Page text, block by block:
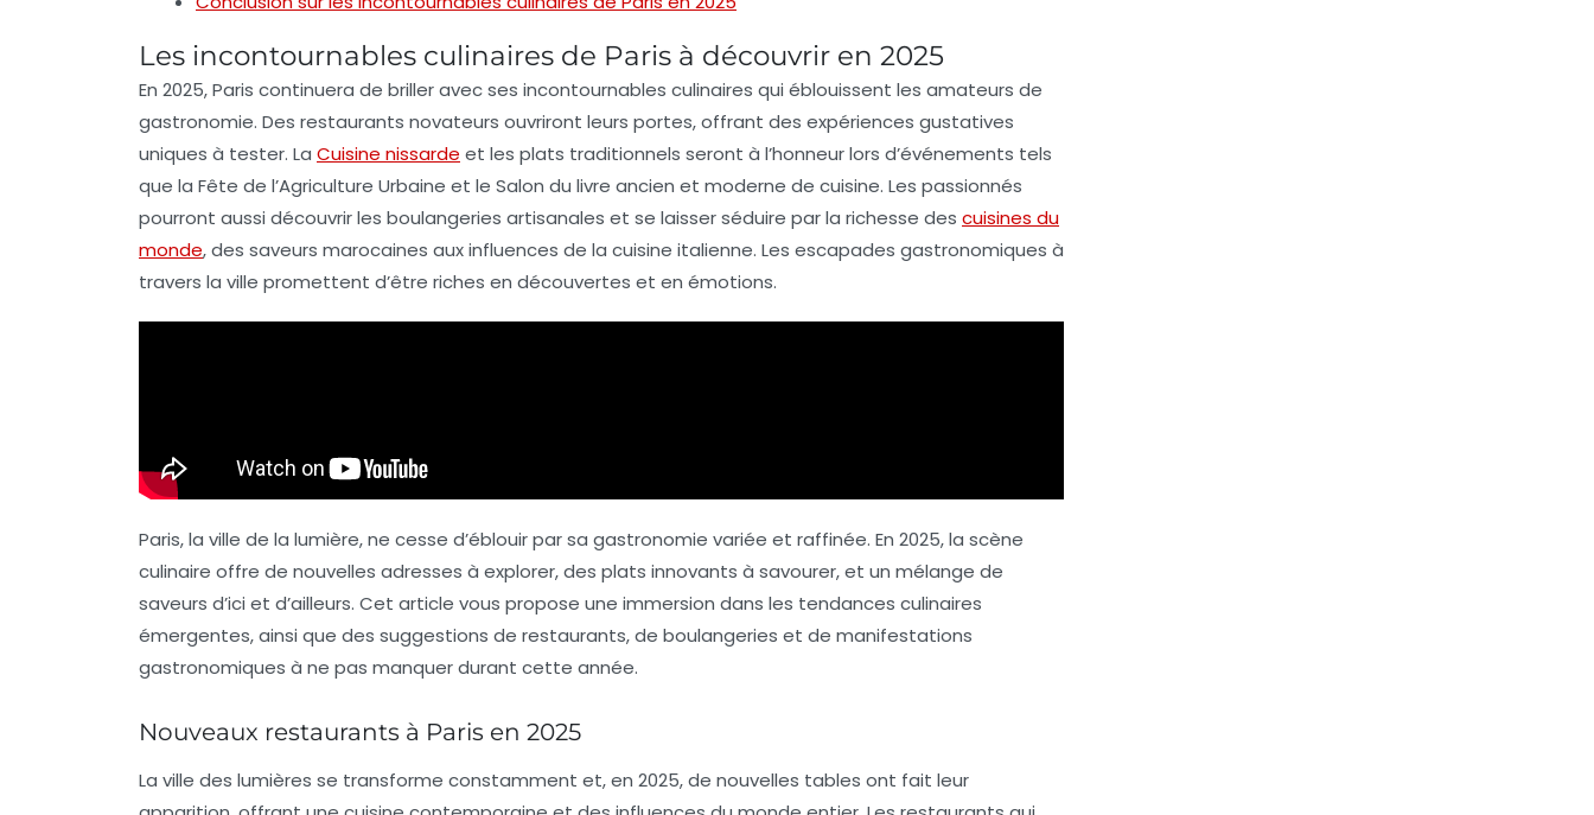
Les incontournables culinaires de Paris à découvrir en 2025
En 2025, Paris continuera de briller avec ses incontournables culinaires qui éblouissent les amateurs de
gastronomie. Des restaurants novateurs ouvriront leurs portes, offrant des expériences gustatives
uniques à tester. La Cuisine nissarde et les plats traditionnels seront à l’honneur lors d’événements tels
que la Fête de l’Agriculture Urbaine et le Salon du livre ancien et moderne de cuisine. Les passionnés
pourront aussi découvrir les boulangeries artisanales et se laisser séduire par la richesse des cuisines du
monde, des saveurs marocaines aux influences de la cuisine italienne. Les escapades gastronomiques à
travers la ville promettent d’être riches en découvertes et en émotions.
Paris, la ville de la lumière, ne cesse d’éblouir par sa gastronomie variée et raffinée. En 2025, la scène
culinaire offre de nouvelles adresses à explorer, des plats innovants à savourer, et un mélange de
saveurs d’ici et d’ailleurs. Cet article vous propose une immersion dans les tendances culinaires
émergentes, ainsi que des suggestions de restaurants, de boulangeries et de manifestations
gastronomiques à ne pas manquer durant cette année.
Nouveaux restaurants à Paris en 2025
La ville des lumières se transforme constamment et, en 2025, de nouvelles tables ont fait leur